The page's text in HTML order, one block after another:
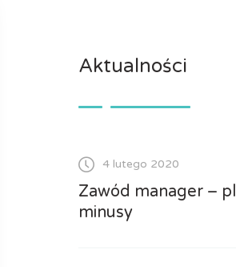
Aktualności
4 lutego 2020
Zawód manager –
minusy